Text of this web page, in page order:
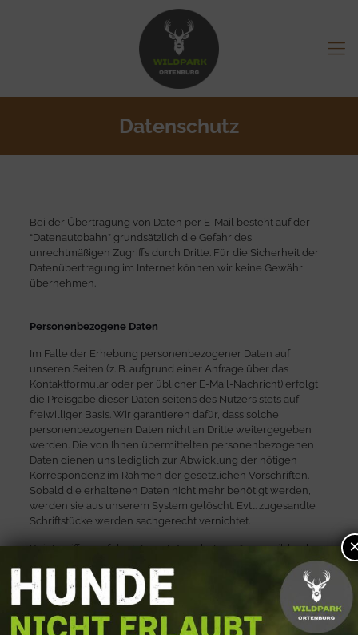
Datenschutz
Bei der Übertragung von Daten per E-Mail besteht auf der
“Datenautobahn” grundsätzlich die Gefahr des
unrechtmäßigen Zugriffs durch Dritte. Für die Sicherheit der
Datenübertragung im Internet können wir keine Gewähr
übernehmen.
Personenbezogene Daten
Im Falle der Erhebung personen­bezogener Daten auf
unseren Seiten (z. B. aufgrund einer Anfrage über das
Kontaktformular oder per üblicher E-Mail-Nachricht) erfolgt
die Preisgabe dieser Daten seitens des Nutzers stets auf
freiwilliger Basis. Wir garantieren dafür, dass solche
personen­bezogenen Daten nicht an Dritte weitergegeben
werden. Die von Ihnen übermittelten personen­bezogenen
Daten dienen uns lediglich zur Abwicklung der nötigen
Korrespondenz im Rahmen der gesetzlichen Vorschriften.
Sobald die erhaltenen Daten nicht mehr benötigt werden,
werden sie aus unserem System gelöscht. Evtl. zugesandte
Schriftstücke werden sachgerecht vernichtet.
Bei Zugriffen auf das Internet-Angebot von “www.wildpark-
ortenburg.de” (Wildpark Schloss Ortenburg) werden auf
automatisierter Basis keine personen­bezogenen Daten
erhoben.
Zur quantitativen Messung der Zugriffe auf unseren Seiten